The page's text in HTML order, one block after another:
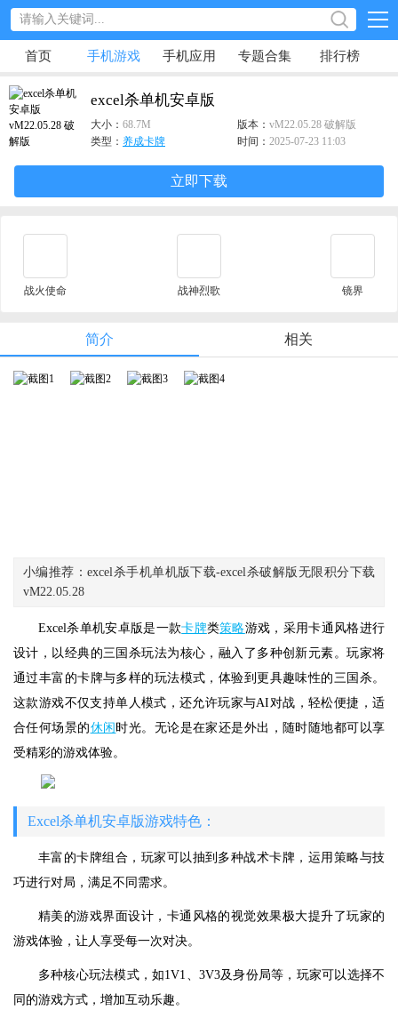
首页 手机游戏 手机应用 专题合集 排行榜
excel杀单机安卓版
大小： 68.7M 版本： vM22.05.28 破解版
类型： 养成卡牌 时间： 2025-07-23 11:03
立即下载
战火使命 战神烈歌 镜界
简介 相关
小编推荐：excel杀手机单机版下载-excel杀破解版无限积分下载
vM22.05.28
Excel杀单机安卓版是一款卡牌类策略游戏，采用卡通风格进行
设计，以经典的三国杀玩法为核心，融入了多种创新元素。玩家将
通过丰富的卡牌与多样的玩法模式，体验到更具趣味性的三国杀。
这款游戏不仅支持单人模式，还允许玩家与AI对战，轻松便捷，适
合任何场景的休闲 时光。无论是在家还是外出，随时随地都可以享
受精彩的游戏体验。
Excel杀单机安卓版游戏特色：
丰富的卡牌组合，玩家可以抽到多种战术卡牌，运用策略与技
巧进行对局，满足不同需求。
精美的游戏界面设计，卡通风格的视觉效果极大提升了玩家的
游戏体验，让人享受每一次对决。
多种核心玩法模式，如1V1、3V3及身份局等，玩家可以选择不
同的游戏方式，增加互动乐趣。